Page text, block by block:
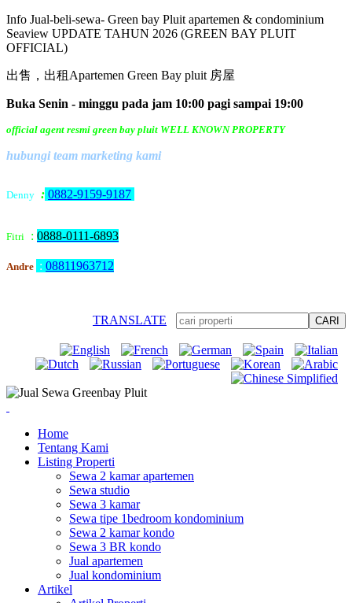
Info Jual-beli-sewa- Green bay Pluit apartemen & condominium
Seaview UPDATE TAHUN 2026 (GREEN BAY PLUIT
OFFICIAL)
出售，出租Apartemen Green Bay pluit 房屋
Buka Senin - minggu pada jam 10:00 pagi sampai 19:00
official agent resmi green bay pluit WELL KNOWN PROPERTY
hubungi team marketing kami
Denny : 0882-9159-9187
Fitri : 0888-0111-6893
Andre : 08811963712
TRANSLATE
Home
Tentang Kami
Listing Properti
Sewa 2 kamar apartemen
Sewa studio
Sewa 3 kamar
Sewa tipe 1bedroom kondominium
Sewa 2 kamar kondo
Sewa 3 BR kondo
Jual apartemen
Jual kondominium
Artikel